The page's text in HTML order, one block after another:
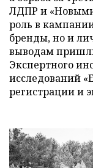
ЛДПР и
роль в
бренды, но и
выводам
Экспертного
исследований
регистрации и